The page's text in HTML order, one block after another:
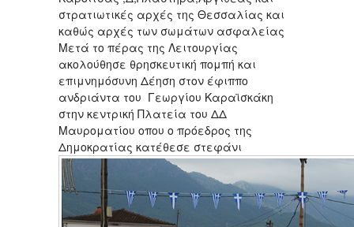
στρατιωτικές αρχές της Θεσσαλίας και
καθώς αρχές των σωμάτων ασφαλείας
Μετά το πέρας της Λειτουργίας
ακολούθησε θρησκευτική πομπή και
επιμνημόσυνη Δέηση στον έφιππο
ανδριάντα του Γεωργίου Καραϊσκάκη
στην κεντρική Πλατεία του ΔΔ
Μαυροματίου οπου ο πρόεδρος της
Δημοκρατίας κατέθεσε στεφάνι